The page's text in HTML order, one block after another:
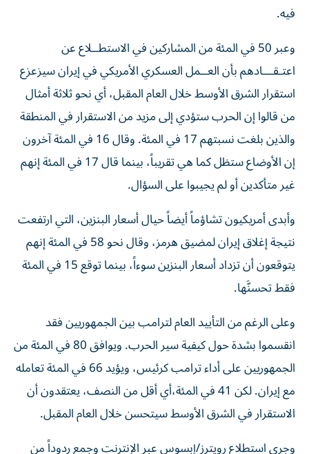
فيه.
وعبر 50 في المئة من المشاركين في الاستطــلاع عن
اعتـقـــادهم بأن العــمل ‌العسكري الأمريكي في إيران سيزعزع
استقرار الشرق الأوسط ‌خلال العام المقبل، أي نحو ثلاثة أمثال
من قالوا إن الحرب ستؤدي إلى مزيد من الاستقرار في المنطقة
والذين بلغت نسبتهم 17 في المئة. وقال 16 في المئة آخرون
إن الأوضاع ستظل كما هي تقريباً، بينما قال 17 في المئة إنهم
غير متأكدين أو لم يجيبوا على السؤال.
وأبدى أمريكيون تشاؤماً أيضاً حيال أسعار البنزين، التي ارتفعت
نتيجة إغلاق إيران لمضيق هرمز، وقال نحو 58 في المئة إنهم
يتوقعون أن تزداد أسعار البنزين سوءاً، بينما توقع 15 في المئة
فقط تحسنَّها.
وعلى الرغم من التأييد العام لترامب بين الجمهوريين فقد
انقسموا بشدة حول كيفية سير الحرب. ويوافق 80 في المئة من
الجمهوريين على أداء ترامب كرئيس، ويؤيد 66 في المئة تعامله
مع إيران. لكن 41 في المئة،​أي أقل من النصف، يعتقدون أن
الاستقرار في الشرق الأوسط سيتحسن خلال العام المقبل.
وجرى استطلاع رويترز/إبسوس عبر الإنترنت وجمع ردوداً من